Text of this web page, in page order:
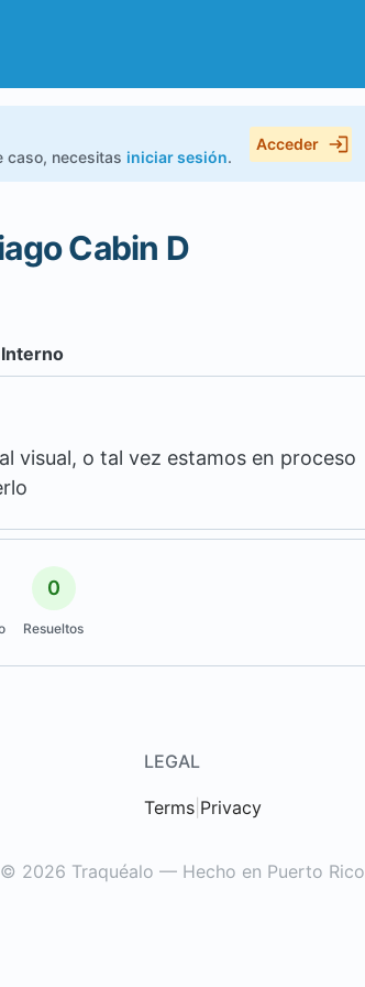
caso, necesitas iniciar sesión.
Acceder
Cabin D
visual, o tal vez estamos en proceso
0
Resueltos
LEGAL
Terms Privacy
© 2026 Traquéalo — Hecho en Puerto Rico